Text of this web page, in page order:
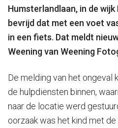
Humsterlandlaan, in de
bevrijd dat met een voet
in een fiets. Dat meldt
Weening van Weening
De melding van het ongeval
de hulpdiensten binnen,
naar de locatie werd
oorzaak was het kind met